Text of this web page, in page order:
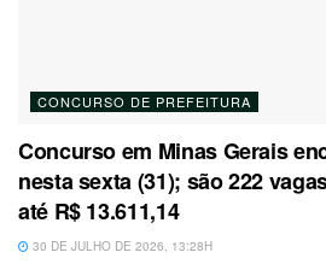
CONCURSO DE PREFEITURA
Concurso em Minas Gerais
nesta sexta (31); são 222
até R$ 13.611,14
30 DE JULHO DE 2026, 13:28H